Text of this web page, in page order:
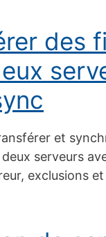
des
et
serveurs
exclusions